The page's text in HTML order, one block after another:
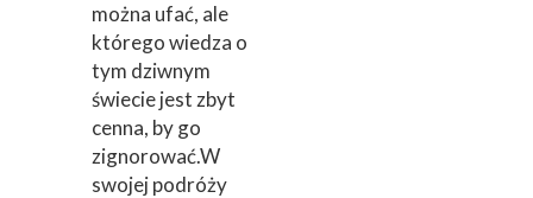
można ufać, ale
którego wiedza o
tym dziwnym
świecie jest zbyt
cenna, by go
zignorować.W
swojej podróży